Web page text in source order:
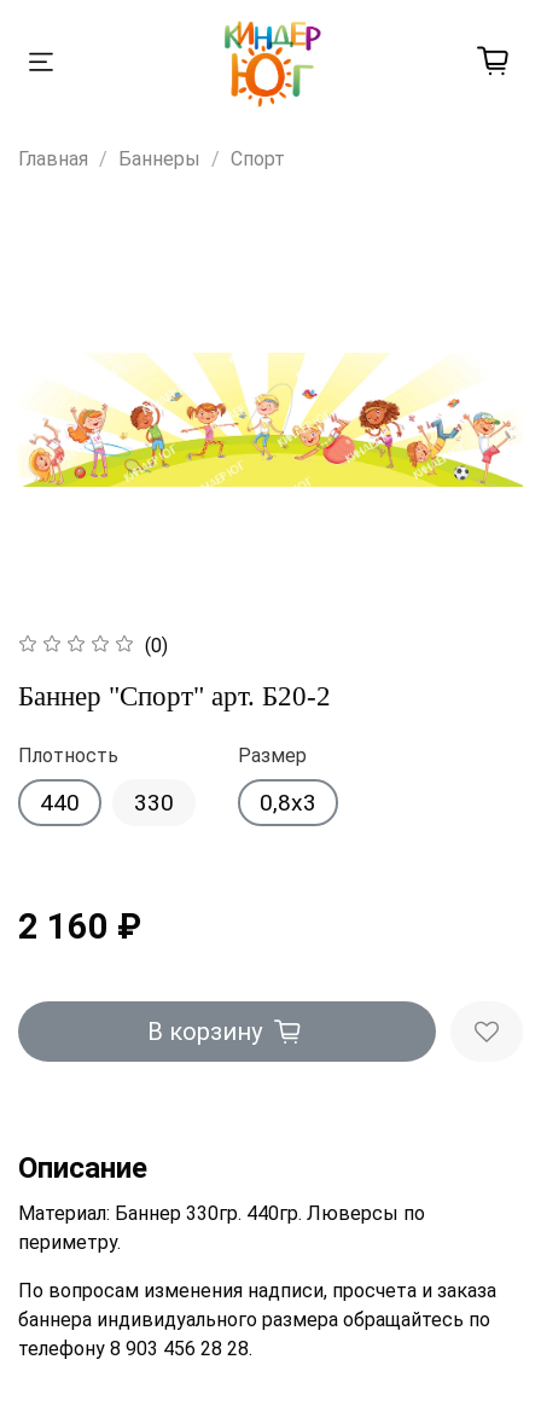
Главная Баннеры Спорт
(0)
Баннер "Спорт" арт. Б20-2
Плотность
440 330
Размер
0,8x3
2 160 ₽
В корзину
Описание
Материал: Баннер 330гр. 440гр. Люверсы по
периметру.
По вопросам изменения надписи, просчета и заказа
баннера индивидуального размера обращайтесь по
телефону 8 903 456 28 28.